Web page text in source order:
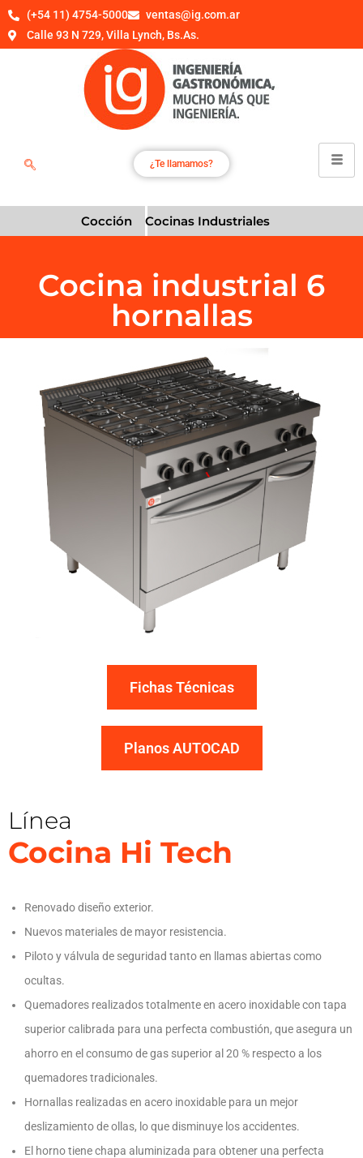
(+54 11) 4754-5000
ventas@ig.com.ar
Calle 93 N 729, Villa Lynch, Bs.As.
¿Te llamamos?
Cocción Cocinas Industriales
Cocina industrial 6
hornallas
Fichas Técnicas
Planos AUTOCAD
Línea
Cocina Hi Tech
Renovado diseño exterior.
Nuevos materiales de mayor resistencia.
Piloto y válvula de seguridad tanto en llamas abiertas como
ocultas.
Quemadores realizados totalmente en acero inoxidable con tapa
superior calibrada para una perfecta combustión, que asegura un
ahorro en el consumo de gas superior al 20 % respecto a los
quemadores tradicionales.
Hornallas realizadas en acero inoxidable para un mejor
deslizamiento de ollas, lo que disminuye los accidentes.
El horno tiene chapa aluminizada para obtener una perfecta